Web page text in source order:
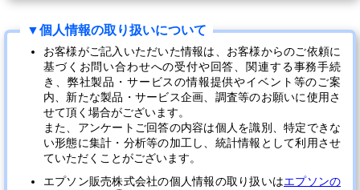
お客様がご記入いただいた情報は、お客様からのご依頼に
基づくお問い合わせへの受付や回答、関連する事務手続
き、弊社製品・サービスの情報提供やイベント等のご案
内、新たな製品・サービス企画、調査等のお願いに使用さ
せて頂く場合がございます。
また、アンケートご回答の内容は個人を識別、特定できな
い形態に集計・分析等の加工し、統計情報として利用させ
ていただくことがございます。
エプソン販売株式会社の個人情報の取り扱いはエプソンの